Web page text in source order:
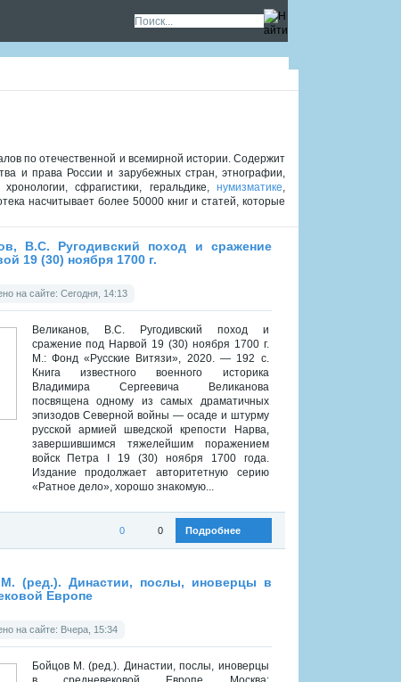
по отечественной и всемирной истории. Содержит
и права России и зарубежных стран, этнографии,
сфрагистики, геральдике, нумизматике
насчитывает более 50000 книг и статей, которые
В.С. Ругодивский поход и сражение
19 (30) ноября 1700 г.
на сайте: Сегодня, 14:13
Великанов, В.С. Ругодивский поход и
сражение под Нарвой 19 (30) ноября 1700 г.
М.: Фонд «Русские Витязи», 2020. — 192 с.
Книга известного военного историка
Владимира Сергеевича Великанова
посвящена одному из самых драматичных
эпизодов Северной войны — осаде и штурму
русской армией шведской крепости Нарва,
завершившимся тяжелейшим поражением
войск Петра I 19 (30) ноября 1700 года.
Издание продолжает авторитетную серию
«Ратное дело», хорошо знакомую...
Подробнее
0
0
(ред.). Династии, послы, иноверцы в
Европе
на сайте: Вчера, 15:34
Бойцов М. (ред.). Династии, послы, иноверцы